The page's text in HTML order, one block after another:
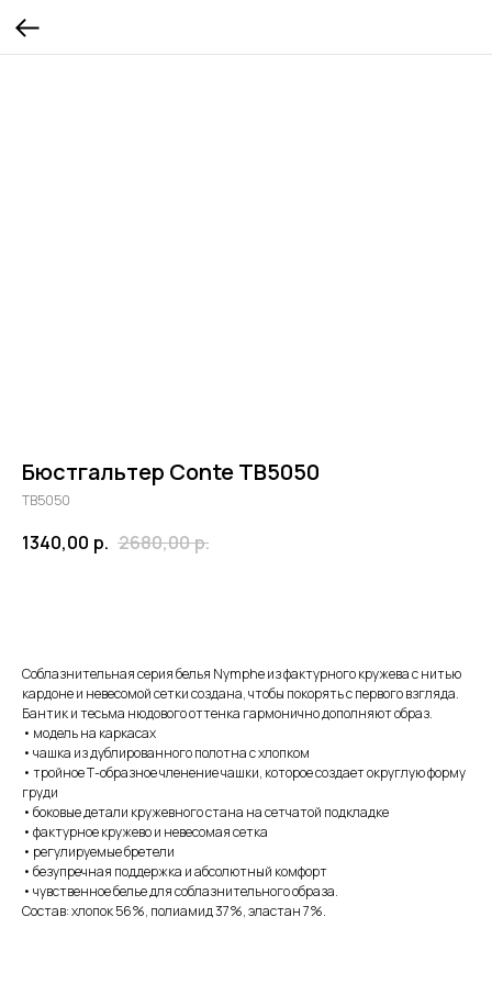
Бюстгальтер Conte TB5050
TB5050
1340,00 р. 2680,00р.
Соблазнительная серия белья Nymphe из фактурного кружева с нитью
кардоне и невесомой сетки создана, чтобы покорять с первого взгляда.
Бантик и тесьма нюдового оттенка гармонично дополняют образ.
• модель на каркасах
• чашка из дублированного полотна с хлопком
• тройное Т-образное членение чашки, которое создает округлую форму
груди
• боковые детали кружевного стана на сетчатой подкладке
• фактурное кружево и невесомая сетка
• регулируемые бретели
• безупречная поддержка и абсолютный комфорт
• чувственное белье для соблазнительного образа.
Состав: хлопок 56%, полиамид 37%, эластан 7%.